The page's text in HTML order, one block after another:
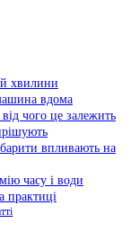
хвилини
вдома
чого це залежить
впливають на
часу і води
практиці